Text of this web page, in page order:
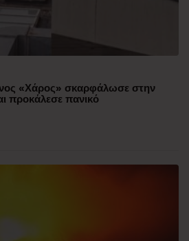
«Χάρος» σκαρφάλωσε στην
προκάλεσε πανικό